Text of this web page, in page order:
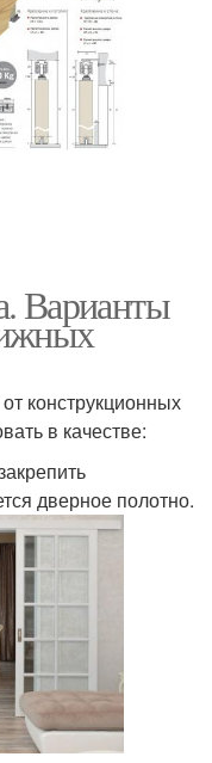
Варианты
конструкционных
в качестве:
дверное полотно.